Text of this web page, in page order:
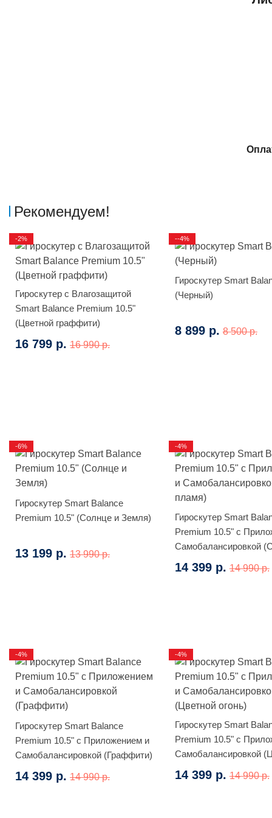
Рекомендуем!
Гироскутер с Влагозащитой
Smart Balance Premium 10.5"
(Цветной граффити)
16 799 р. 16 990 р.
-2%
Гироскутер Smart
(Черный)
8 899 р. 8 500 р.
--4%
Гироскутер Smart Balance
Premium 10.5" (Солнце и Земля)
13 199 р. 13 990 р.
-6%
Гироскутер Smart
Premium 10.5" с
Самобалансировкой
пламя)
14 399 р. 14 990 р.
-4%
Гироскутер Smart Balance
Premium 10.5" с Приложением и
Самобалансировкой (Граффити)
14 399 р. 14 990 р.
-4%
Гироскутер Smart
Premium 10.5" с
Самобалансировкой
огонь)
14 399 р. 14 990 р.
-4%